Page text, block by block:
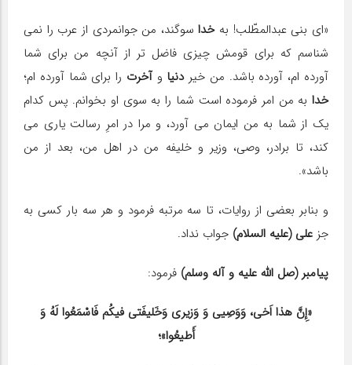
«ای بنی عبدالمطّلب! بهخداسوگند، من جوانمردی از عرب را نمی
شناسم كه برای قومش چیزی فاضل تر از آنچه من برای شما
آورده ام، آورده باشد. من خیردنیا وآخرت را برای شما آورده ام؛
خدا به من امر فرموده است شما را به سوی او بخوانم. پس كدام
یك از شما به من ایمان می آورد، و مرا در امرِ رسالت یاری می
كند، تا برادر، وصی، وزیر و خلیفه من در اهل من، بعد از من
باشد».
و بنابر بعضی از روایات، تا سه مرتبه فرمود و هر سه بار كسی به
جز علی (علیه السلام) جواب نداد.
پیامبر (صل الله علیه و آله وسلم) فرمود:
«إِنَّ هذا اَخی، وَوَصِیی وَ وَزیری وَخَلیفَتی فیكُم فَاسْمَعُوا لَهُ وَ
أَطیعُوا»؛